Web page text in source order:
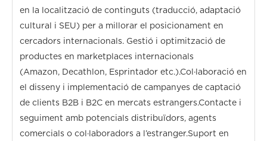
en la localització de continguts (traducció, adaptació
cultural i SEU) per a millorar el posicionament en
cercadors internacionals. Gestió i optimització de
productes en marketplaces internacionals
(Amazon, Decathlon, Esprintador etc.).Col·laboració en
el disseny i implementació de campanyes de captació
de clients B2B i B2C en mercats estrangers.Contacte i
seguiment amb potencials distribuïdors, agents
comercials o col·laboradors a l’estranger.Suport en